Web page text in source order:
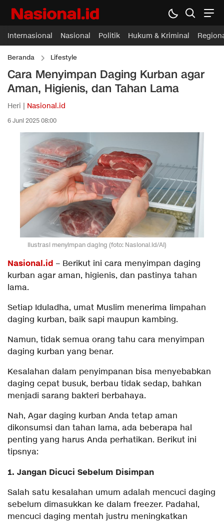
Internasional Nasional Politik Hukum & Kriminal
Beranda Lifestyle
Cara Menyimpan Daging Kurban agar
Aman, Higienis, dan Tahan Lama
Heri | Nasional.id
6 Juni 2025 08:00
Ilustrasi menyimpan daging (foto: Nasional.id/AI)
Nasional.id – Berikut ini cara menyimpan daging
kurban agar aman, higienis, dan pastinya tahan
lama.
Setiap Iduladha, umat Muslim menerima limpahan
daging kurban, baik sapi maupun kambing.
Namun, tidak semua orang tahu cara menyimpan
daging kurban yang benar.
Kesalahan dalam penyimpanan bisa menyebabkan
daging cepat busuk, berbau tidak sedap, bahkan
menjadi sarang bakteri berbahaya.
Nah, Agar daging kurban Anda tetap aman
dikonsumsi dan tahan lama, ada beberapa hal
penting yang harus Anda perhatikan. Berikut ini
tipsnya:
1. Jangan Dicuci Sebelum Disimpan
Salah satu kesalahan umum adalah mencuci daging
sebelum dimasukkan ke dalam freezer. Padahal,
mencuci daging mentah justru meningkatkan